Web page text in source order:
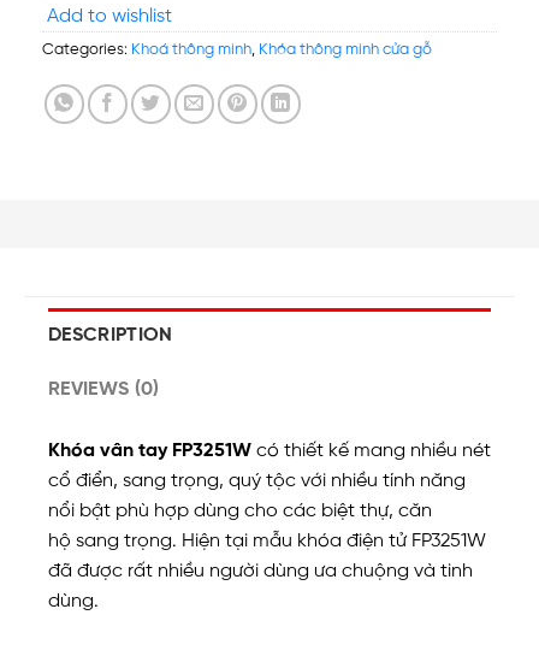
Add to wishlist
Categories: Khoá thông minh, Khóa thông minh cửa gỗ
DESCRIPTION
REVIEWS (0)
Khóa vân tay FP3251W có thiết kế mang nhiều nét
cổ điển, sang trọng, quý tộc với nhiều tính năng
nổi bật phù hợp dùng cho các biệt thự, căn
hộ sang trọng. Hiện tại mẫu khóa điện tử FP3251W
đã được rất nhiều người dùng ưa chuộng và tinh
dùng.